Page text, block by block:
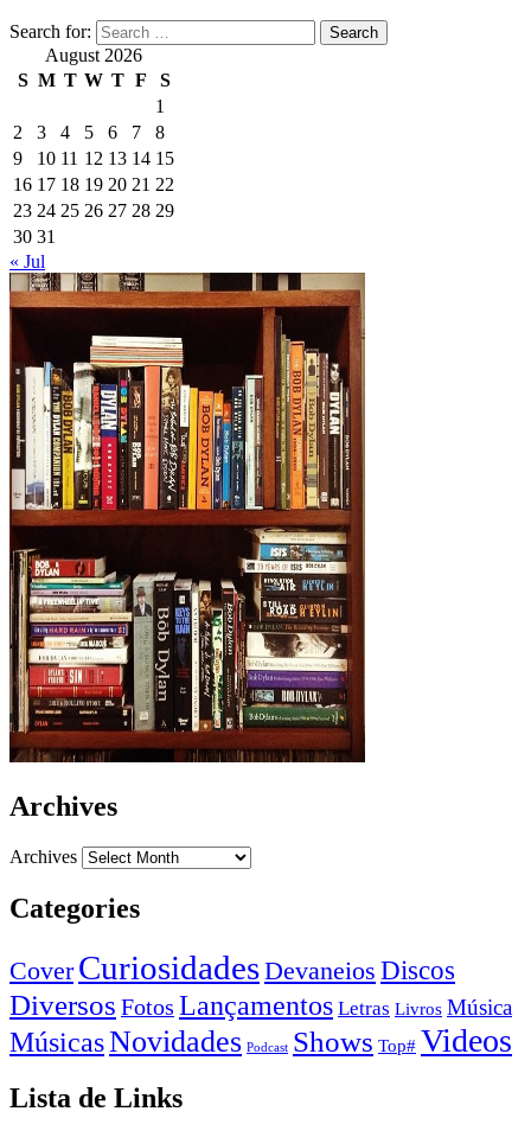
Search for:
August 2026
S M T W T F
S
1
2
3 4 5 6 7
8
9
10 11 12 13 14 15
16 17 18 19 20 21 22
23 24 25 26 27 28 29
30 31
« Jul
Archives
Archives
Categories
Cover CuriosidadesDevaneios Discos
Diversos Fotos Lançamentos Letras Livros Música
MúsicasNovidades Podcast Shows Top# Videos
Lista de Links